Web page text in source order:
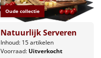
Oude collectie
Natuurlijk Serveren
Inhoud: 15 artikelen
Voorraad: Uitverkocht